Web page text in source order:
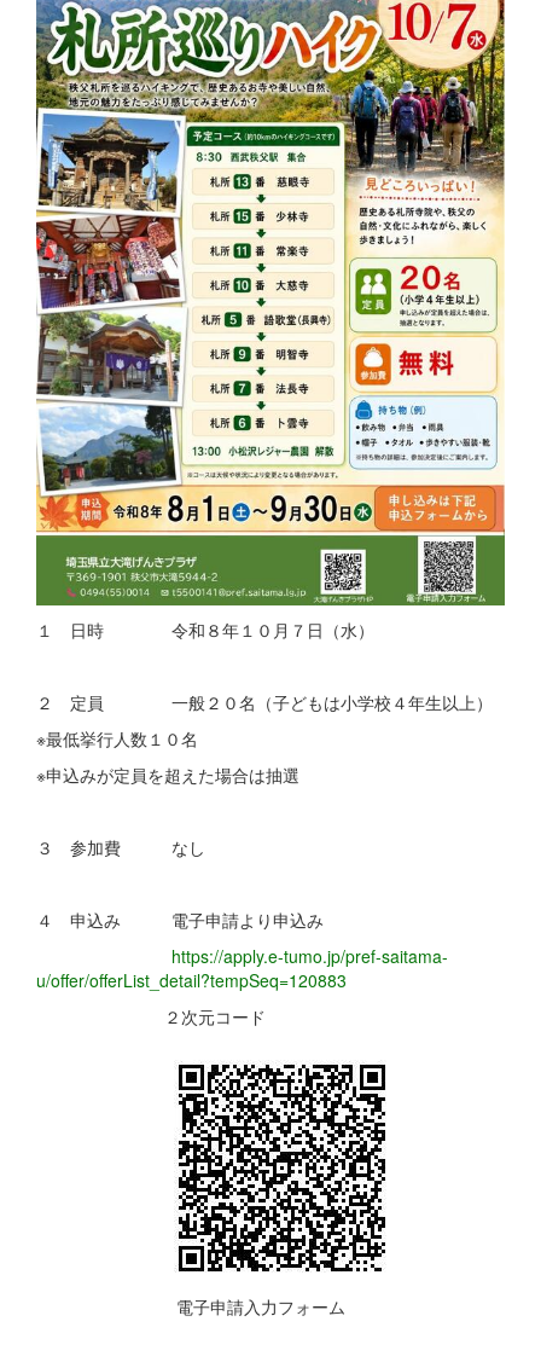
１ 日時 令和８年１０月７日（水）
２ 定員 一般２０名（子どもは小学校４年生以上）
※最低挙行人数１０名
※申込みが定員を超えた場合は抽選
３ 参加費 なし
４ 申込み 電子申請より申込み
https://apply.e-tumo.jp/pref-saitama-
u/offer/offerList_detail?tempSeq=120883
２次元コード
電子申請入力フォーム